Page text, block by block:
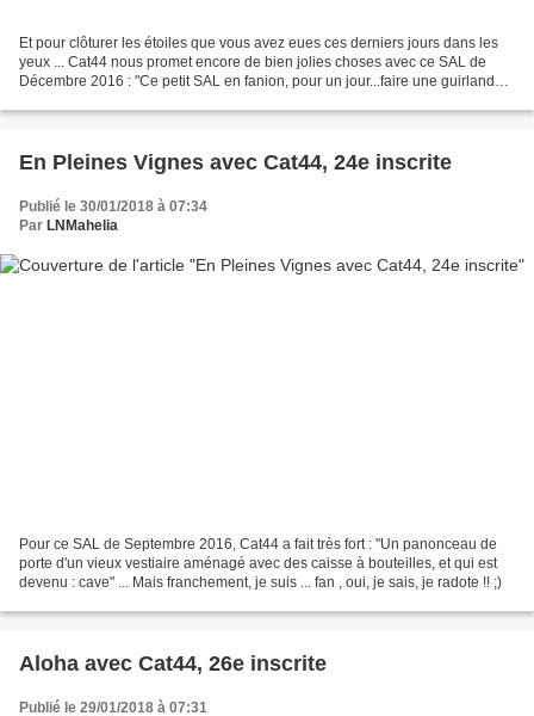
Et pour clôturer les étoiles que vous avez eues ces derniers jours dans les
yeux ... Cat44 nous promet encore de bien jolies choses avec ce SAL de
Décembre 2016 : "Ce petit SAL en fanion, pour un jour...faire une guirlande !"
En Pleines Vignes avec Cat44, 24e inscrite
Publié le 30/01/2018 à 07:34
Par LNMahelia
Pour ce SAL de Septembre 2016, Cat44 a fait très fort : "Un panonceau de
porte d'un vieux vestiaire aménagé avec des caisse à bouteilles, et qui est
devenu : cave" ... Mais franchement, je suis ... fan , oui, je sais, je radote !! ;)
Aloha avec Cat44, 26e inscrite
Publié le 29/01/2018 à 07:31